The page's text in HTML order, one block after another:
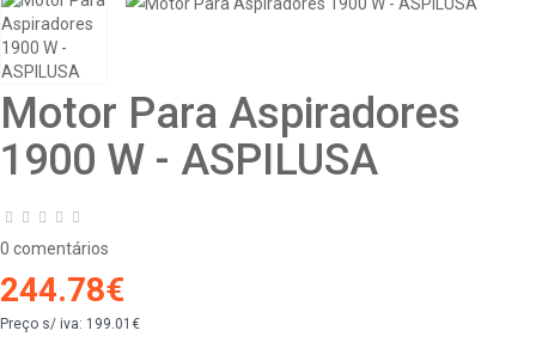
Motor Para Aspiradores
1900 W - ASPILUSA
0 comentários
244.78€
Preço s/ iva: 199.01€